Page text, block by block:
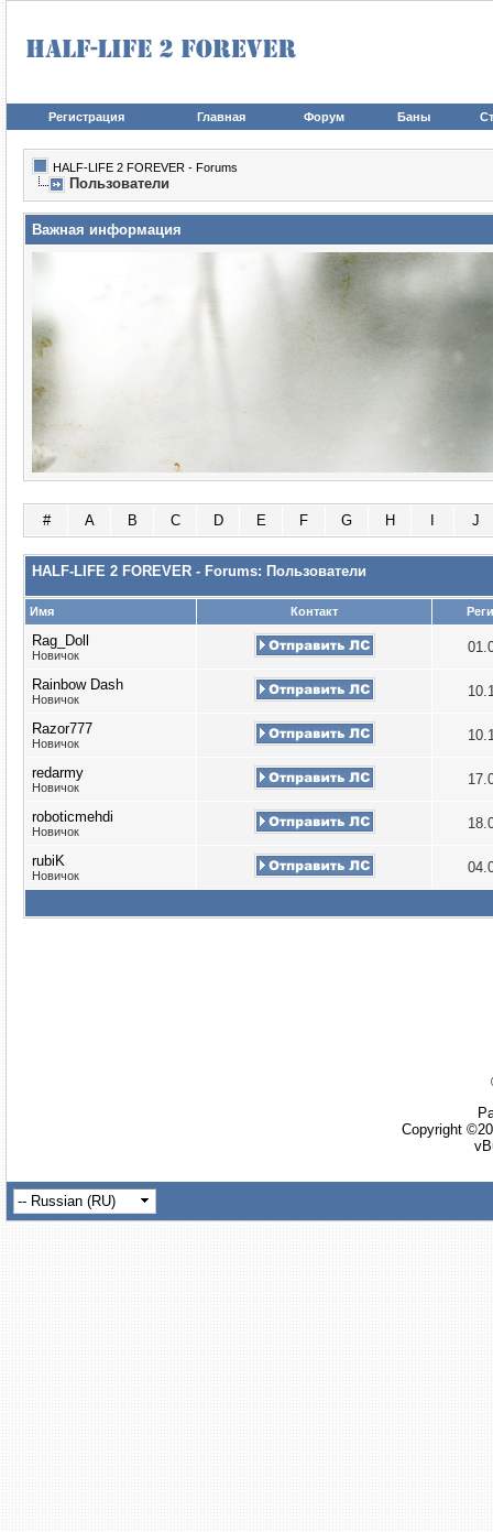
Регистрация Главная Форум Баны
HALF-LIFE 2 FOREVER - Forums
Пользователи
Важная информация
# A B C D E F G H J
HALF-LIFE 2 FOREVER - Forums: Пользователи
Имя Контакт
Rag_Doll
Новичок
Rainbow Dash
Новичок
Razor777
Новичок
redarmy
Новичок
roboticmehdi
Новичок
rubiK
Новичок
Copyright